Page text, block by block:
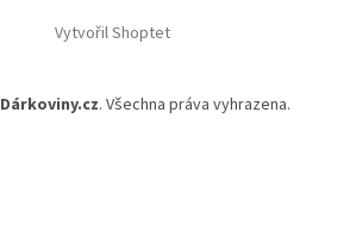
Vytvořil Shoptet
Dárkoviny.cz. Všechna práva vyhrazena.